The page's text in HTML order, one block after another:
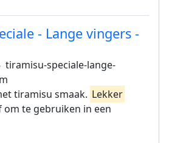
- Lange vingers -
tiramisu-speciale-lange-
tiramisu smaak. Lekker
om te gebruiken in een